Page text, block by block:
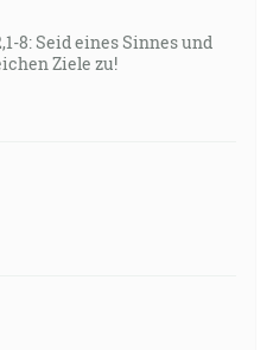
8: Seid eines Sinnes und
Ziele zu!